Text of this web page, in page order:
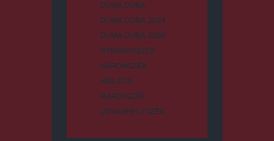
DUMA DUBA
DUMA DUBA 2024
DUMA DUBA 2026
GYERGYÓSZÉK
HÁROMSZÉK
HÍRLISTA
MAROSSZÉK
UDVARHELYSZÉK